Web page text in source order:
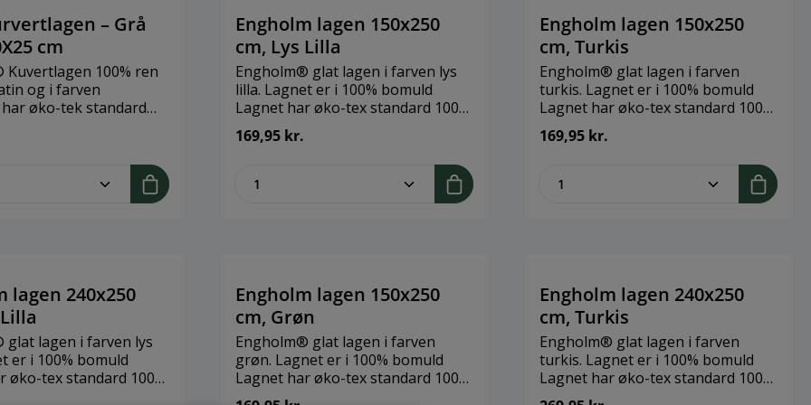
bomuldssatin
– Grå
cm
Kuvertlagen 100% ren
og i farven
øko-tek standard
er syet med
som er lukket ind
topmadras på 6-10
Engholm lagen 150x250
cm, Lys Lilla
Engholm® glat lagen i farven lys
lilla. Lagnet er i 100% bomuld
Lagnet har øko-tex standard 100
certifikat.Et glat lagen er uden
nogen former for
sammensyning.Kan vaskes v/ 60
grader / tumblertørring højst 80
169,95 kr.
zentheme.component.product.quantitySelect.legend
Engholm lagen 150x250
cm, Turkis
Engholm® glat lagen i farven
turkis. Lagnet er i 100% bomuld
Lagnet har øko-tex standard 100
certifikat.Et glat lagen er uden
nogen former for
sammensyning.Kan vaskes v/ 60
grader / tumblertørring højst 80
169,95 kr.
lagen 240x250
glat lagen i farven lys
er i 100% bomuld
øko-tex standard 100
glat lagen er uden
Engholm lagen 150x250
cm, Grøn
Engholm® glat lagen i farven
grøn. Lagnet er i 100% bomuld
Lagnet har øko-tex standard 100
certifikat.Et glat lagen er uden
Engholm lagen 240x250
cm, Turkis
Engholm® glat lagen i farven
turkis. Lagnet er i 100% bomuld
Lagnet har øko-tex standard 100
certifikat.Et glat lagen er uden